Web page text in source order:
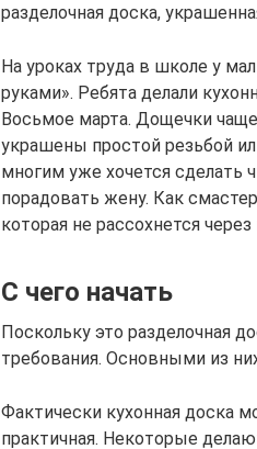
разделочная доска,
На уроках труда в школе у
руками». Ребята делали
Восьмое марта. Дощечки
украшены простой резьбой
многим уже хочется сделать
порадовать жену. Как
которая не рассохнется
С чего начать
Поскольку это разделочная
требования. Основными из
Фактически кухонная доска
практичная. Некоторые